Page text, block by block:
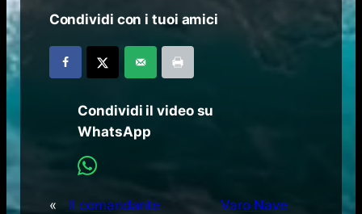
Condividi con i tuoi amici
Condividi il video su
WhatsApp
«
Il comandante
Varo Nave